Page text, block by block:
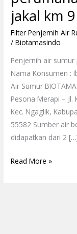
jakal km 9
Filter Penjernih Air
/Biotamasindo
Penjernih air
Nama Konsumen :
Air Sumur
Pesona Merapi –
Kec. Ngaglik,
55582 Sumber air
didapatkan dari 2
Read More »